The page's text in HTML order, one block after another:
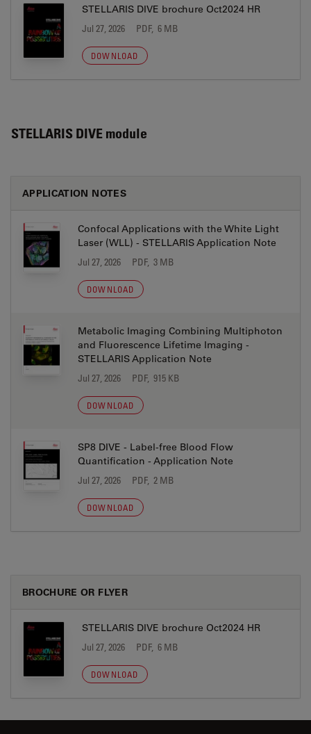
STELLARIS DIVE brochure Oct2024 HR
Jul 27, 2026 PDF, 6 MB
DOWNLOAD
STELLARIS DIVE module
APPLICATION NOTES
Confocal Applications with the White Light
Laser (WLL) - STELLARIS Application Note
Jul 27, 2026 PDF, 3 MB
DOWNLOAD
Metabolic Imaging Combining Multiphoton
and Fluorescence Lifetime Imaging -
STELLARIS Application Note
Jul 27, 2026 PDF, 915 KB
DOWNLOAD
SP8 DIVE - Label-free Blood Flow
Quantification - Application Note
Jul 27, 2026 PDF, 2 MB
DOWNLOAD
BROCHURE OR FLYER
STELLARIS DIVE brochure Oct2024 HR
Jul 27, 2026 PDF, 6 MB
DOWNLOAD